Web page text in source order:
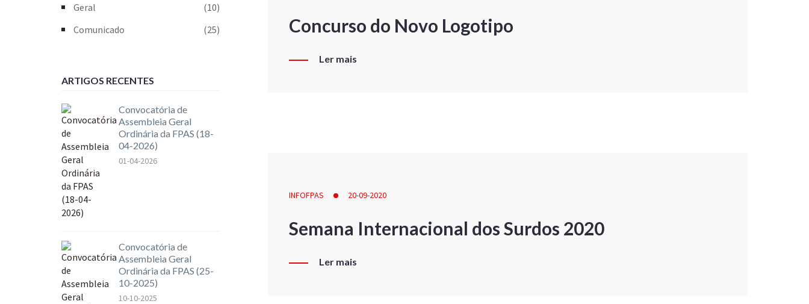
Concurso do Novo Logotipo
Ler mais
INFOFPAS 20-09-2020
Semana Internacional dos Surdos 2020
Ler mais
Geral
(10)
Comunicado
(25)
ARTIGOS RECENTES
Convocatória de
Assembleia Geral
Ordinária da FPAS (18-
04-2026)
01-04-2026
Convocatória de
Assembleia Geral
Ordinária da FPAS (25-
10-2025)
10-10-2025